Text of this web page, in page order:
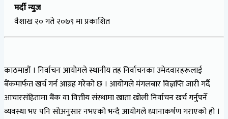
मर्दी न्युज
वैशाख २० गते २०७९ मा प्रकाशित
काठमाडौं । निर्वाचन आयोगले स्थानीय तह निर्वाचनका उमेदवारहरूलाई
बैंकमार्फत खर्च गर्न आग्रह गरेको छ । आयोगले मंगलबार विज्ञप्ति जारी गर्दै
आचारसंहितामा बैंक वा वित्तीय संस्थामा खाता खोली निर्वाचन खर्च गर्नुपर्ने
व्यवस्था भए पनि सोअनुसार नभएको भन्दै आयोगले ध्यानाकर्षण गराएको हो ।